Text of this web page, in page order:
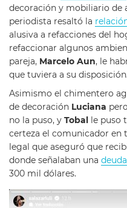
decoración y mobiliario de
periodista resaltó la
alusiva a refacciones del
refaccionar algunos
pareja, Marcelo Aun, le
que tuviera a su disposición.
Asimismo el chimentero
de decoración Luciana
no la puso, y Tobal
le puso
certeza el comunicador
legal que aseguró que
donde señalaban una deuda
300 mil dólares.